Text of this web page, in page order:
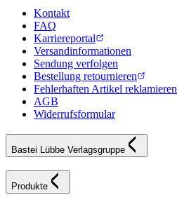
Kontakt
FAQ
Karriereportal
Versandinformationen
Sendung verfolgen
Bestellung retournieren
Fehlerhaften Artikel reklamieren
AGB
Widerrufsformular
Bastei Lübbe Verlagsgruppe
Produkte